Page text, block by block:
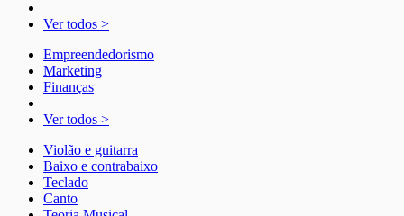
Ver todos >
Empreendedorismo
Marketing
Finanças
Ver todos >
Violão e guitarra
Baixo e contrabaixo
Teclado
Canto